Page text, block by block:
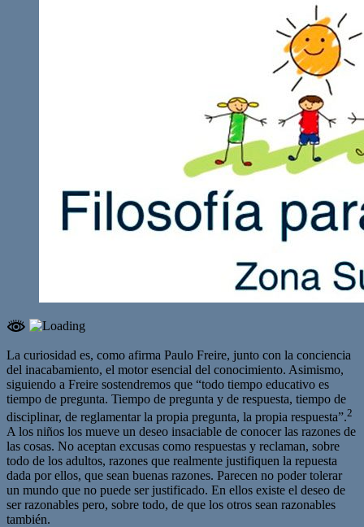
La curiosidad es, como afirma Paulo Freire, junto con la conciencia
del inacabamiento, el motor esencial del conocimiento. Asimismo,
siguiendo a Freire sostendremos que “todo tiempo educativo es
tiempo de pregunta. Tiempo de pregunta y de respuesta, tiempo de
disciplinar, de reglamentar la propia pregunta, la propia respuesta”.2
A los niños los mueve un deseo insaciable de conocer las razones de
las cosas. No aceptan excusas como respuestas y reclaman, sobre
todo de los adultos, razones que realmente justifiquen la repuesta
dada por ellos, que sean buenas razones. Parecen no poder tolerar
un mundo que no puede ser justificado. En ellos existe el deseo de
ser razonables pero, sobre todo, de que los otros sean razonables
también.